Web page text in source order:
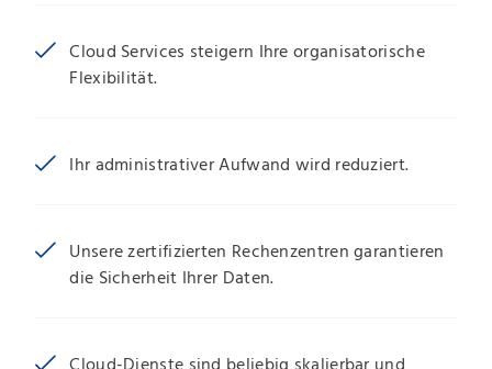
Cloud Services steigern Ihre organisatorische
Flexibilität.
Ihr administrativer Aufwand wird reduziert.
Unsere zertifizierten Rechenzentren garantieren
die Sicherheit Ihrer Daten.
Cloud-Dienste sind beliebig skalierbar und